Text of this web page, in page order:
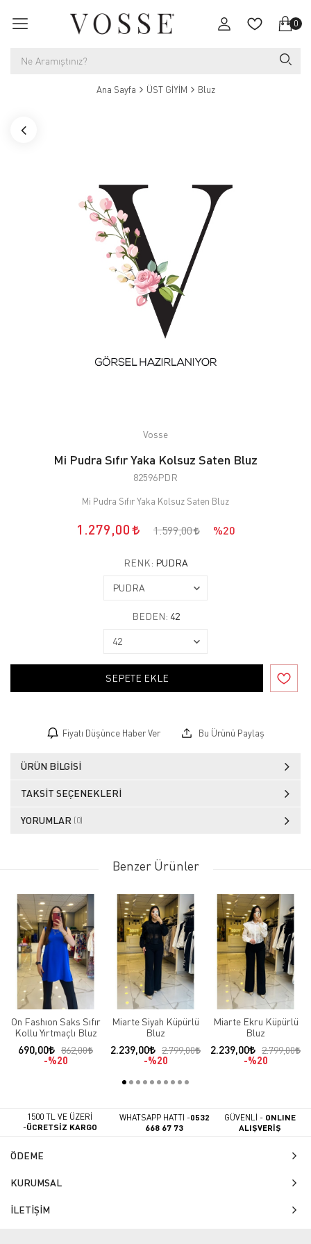
0
Ana Sayfa ÜST GİYİM Bluz
Vosse
Mi Pudra Sıfır Yaka Kolsuz Saten Bluz
82596PDR
Mi Pudra Sıfır Yaka Kolsuz Saten Bluz
1.279,00 1.599,00 %20
RENK: PUDRA
BEDEN: 42
SEPETE EKLE
Fiyatı Düşünce Haber Ver Bu Ürünü Paylaş
ÜRÜN BILGISI
TAKSIT SEÇENEKLERI
YORUMLAR (0)
Benzer Ürünler
On Fashıon Saks Sıfır
Kollu Yırtmaçlı Bluz
690,00
862,00
%20
Miarte Siyah Küpürlü
Bluz
2.239,00
2.799,00
%20
Miarte Ekru Küpürlü
Bluz
2.239,00
2.799,00
%20
1500 TL VE ÜZERİ
-ÜCRETSİZ KARGO
WHATSAPP HATTI -0532
668 67 73
GÜVENLİ - ONLINE
ALIŞVERİŞ
ÖDEME
KURUMSAL
İLETİŞİM